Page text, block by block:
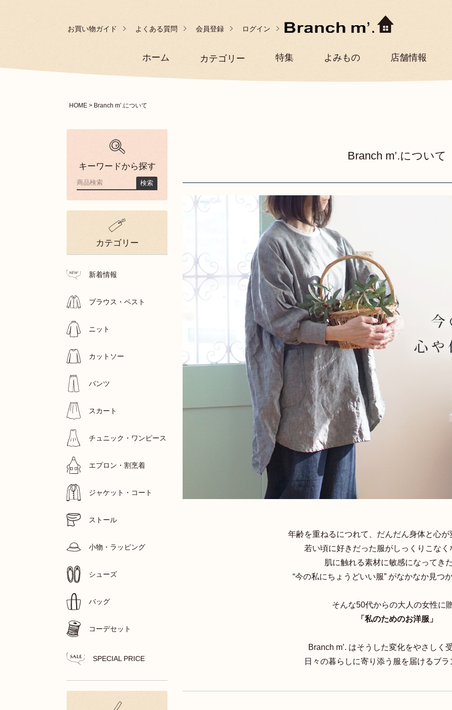
お買い物ガイド よくある質問 会員登録 ログイン
ホーム カテゴリー 特集 よみもの 店舗情報
HOME Branch m’.について
Branch m’.について
年齢を重ねるにつれて、だんだん身体と心
若い頃に好きだった服がしっくりこなく
肌に触れる素材に敏感になってき
“今の私にちょうどいい服” がなかなか見
そんな50代からの大人の女性に
「私のためのお洋服」
Branch m’. はそうした変化をやさしく
日々の暮らしに寄り添う服を届けるブ
キーワードから探す
検索
カテゴリー
新着情報
ブラウス・ベスト
ニット
カットソー
パンツ
スカート
チュニック・ワンピース
エプロン・割烹着
ジャケット・コート
ストール
小物・ラッピング
シューズ
バッグ
コーデセット
SPECIAL PRICE